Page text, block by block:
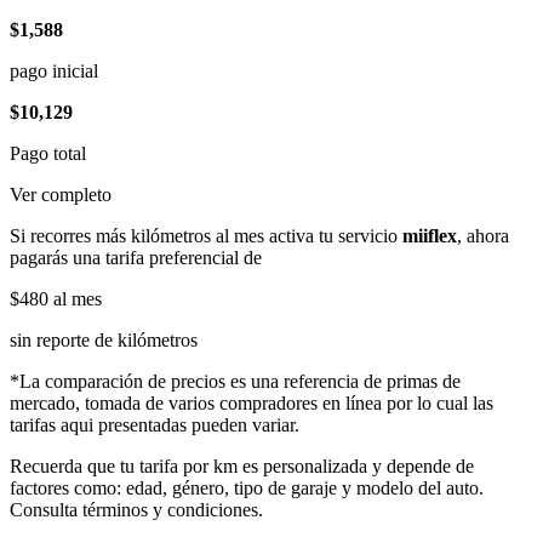
$1,588
pago inicial
$10,129
Pago total
Ver completo
Si recorres más kilómetros al mes activa tu servicio miiflex, ahora
pagarás una tarifa preferencial de
$480 al mes
sin reporte de kilómetros
*La comparación de precios es una referencia de primas de
mercado, tomada de varios compradores en línea por lo cual las
tarifas aqui presentadas pueden variar.
Recuerda que tu tarifa por km es personalizada y depende de
factores como: edad, género, tipo de garaje y modelo del auto.
Consulta términos y condiciones.